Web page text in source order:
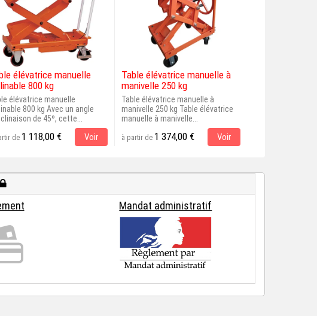
élévatrice manuelle
800 kg
élévatrice manuelle
800 kg Avec un angle
de 45º, cette...
de 1 118,00 € Voir
Table élévatrice manuelle à
manivelle 250 kg
Table élévatrice manuelle à
manivelle 250 kg Table élévatrice
manuelle à manivelle...
à partir de 1 374,00 € Voir
Mandat administratif